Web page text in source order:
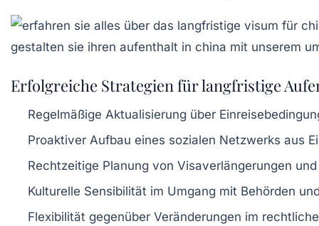
Erfolgreiche Strategien für langfristige
Regelmäßige Aktualisierung über
Proaktiver Aufbau eines sozialen Netzwerks aus
Rechtzeitige Planung von Visaverlängerungen
Kulturelle Sensibilität im Umgang mit Behörden
Flexibilität gegenüber Veränderungen im